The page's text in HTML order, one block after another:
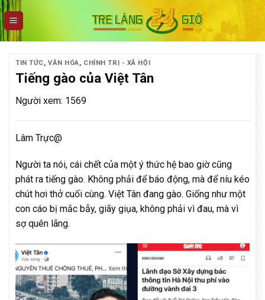
Skip
to
content
TIN TỨC,VĂN HÓA, CHÍNH TRỊ - XÃ HỘI
Tiếng gào của Việt Tân
Người xem: 1569
Lâm Trực@
Người ta nói, cái chết của một ý thức hệ bao giờ cũng
phát ra tiếng gào. Không phải để báo động, mà để níu kéo
chút hơi thở cuối cùng. Việt Tân đang gào. Giống như một
con cáo bị mắc bẫy, giãy giụa, không phải vì đau, mà vì
sợ quên lãng.